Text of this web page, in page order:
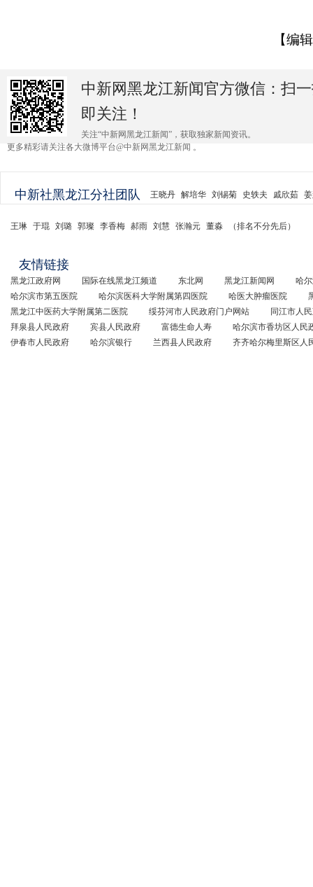
【编
中新网黑龙江新闻官方微信：扫
即关注！
关注“中新网黑龙江新闻”，获取独家新闻资讯。
更多精彩请关注各大微博平台@中新网黑龙江新闻 。
中新社黑龙江分社团队 王晓丹 解培华 刘锡菊 史轶夫 戚欣茹
王琳 于琨 刘璐 郭璨 李香梅 郝雨 刘慧 张瀚元 董淼 （排名不分先后）
友情链接
黑龙江政府网 国际在线黑龙江频道 东北网 黑龙江新闻网
哈
哈尔滨市第五医院
哈尔滨医科大学附属第四医院 哈医大肿瘤医院
黑龙江中医药大学附属第二医院
绥芬河市人民政府门户网站
同江市人
拜泉县人民政府
宾县人民政府 富德生命人寿
哈尔滨市香坊区人民
伊春市人民政府
哈尔滨银行 兰西县人民政府 齐齐哈尔梅里斯区人